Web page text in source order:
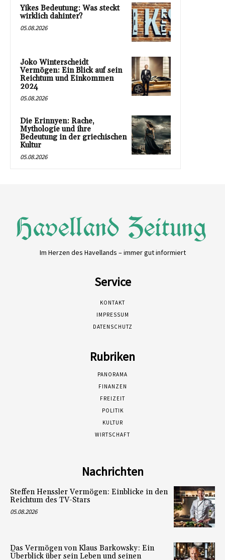
Yikes Bedeutung: Was steckt
wirklich dahinter?
05.08.2026
Joko Winterscheidt
Vermögen: Ein Blick auf sein
Reichtum und Einkommen
2024
05.08.2026
Die Erinnyen: Rache,
Mythologie und ihre
Bedeutung in der griechischen
Kultur
05.08.2026
Im Herzen des Havellands – immer gut informiert
Service
KONTAKT
IMPRESSUM
DATENSCHUTZ
Rubriken
PANORAMA
FINANZEN
FREIZEIT
POLITIK
KULTUR
WIRTSCHAFT
Nachrichten
Steffen Henssler Vermögen: Einblicke in den
Reichtum des TV-Stars
05.08.2026
Das Vermögen von Klaus Barkowsky: Ein
Überblick über sein Leben und seinen